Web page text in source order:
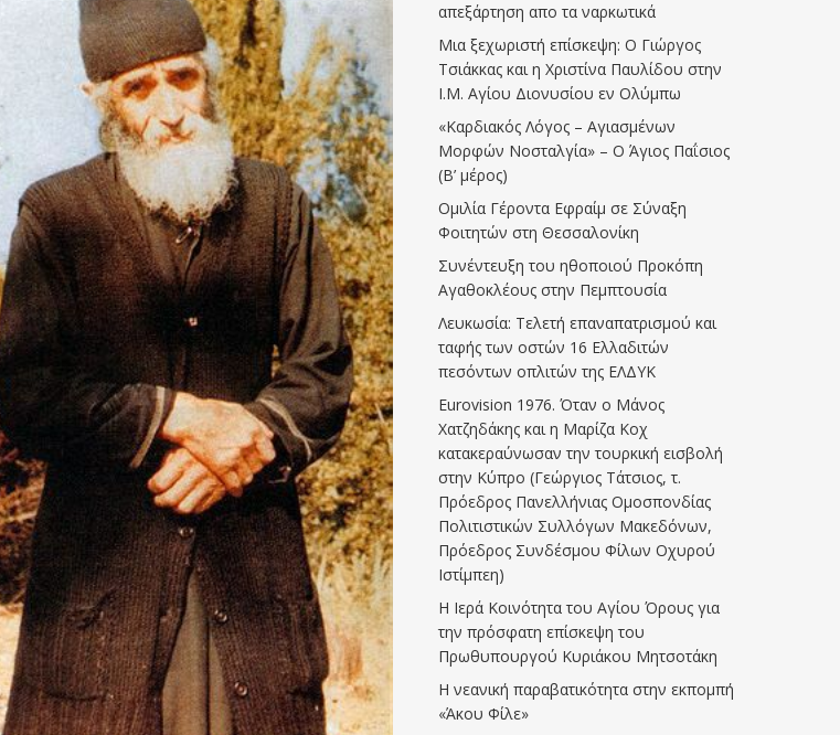
απεξάρτηση απο τα ναρκωτικά
Μια ξεχωριστή επίσκεψη: Ο Γιώργος
Τσιάκκας και η Χριστίνα Παυλίδου στην
Ι.Μ. Αγίου Διονυσίου εν Ολύμπω
«Καρδιακός Λόγος – Αγιασμένων
Μορφών Νοσταλγία» – Ο Άγιος Παΐσιος
(Β’ μέρος)
Ομιλία Γέροντα Εφραίμ σε Σύναξη
Φοιτητών στη Θεσσαλονίκη
Συνέντευξη του ηθοποιού Προκόπη
Αγαθοκλέους στην Πεμπτουσία
Λευκωσία: Τελετή επαναπατρισμού και
ταφής των οστών 16 Ελλαδιτών
πεσόντων οπλιτών της ΕΛΔΥΚ
Eurovision 1976. Όταν ο Μάνος
Χατζηδάκης και η Μαρίζα Κοχ
κατακεραύνωσαν την τουρκική εισβολή
στην Κύπρο (Γεώργιος Τάτσιος, τ.
Πρόεδρος Πανελλήνιας Ομοσπονδίας
Πολιτιστικών Συλλόγων Μακεδόνων,
Πρόεδρος Συνδέσμου Φίλων Οχυρού
Ιστίμπεη)
Η Ιερά Κοινότητα του Αγίου Όρους για
την πρόσφατη επίσκεψη του
Πρωθυπουργού Κυριάκου Μητσοτάκη
Η νεανική παραβατικότητα στην εκπομπή
«Άκου Φίλε»